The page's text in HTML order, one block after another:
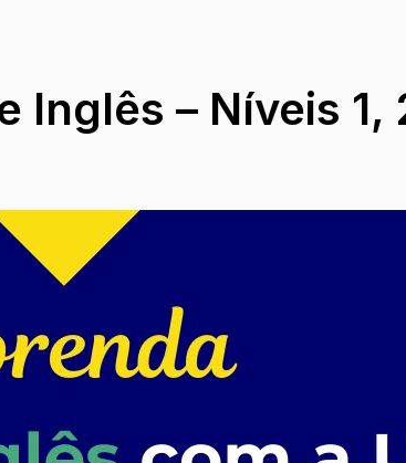
Inglês – Níveis 1,